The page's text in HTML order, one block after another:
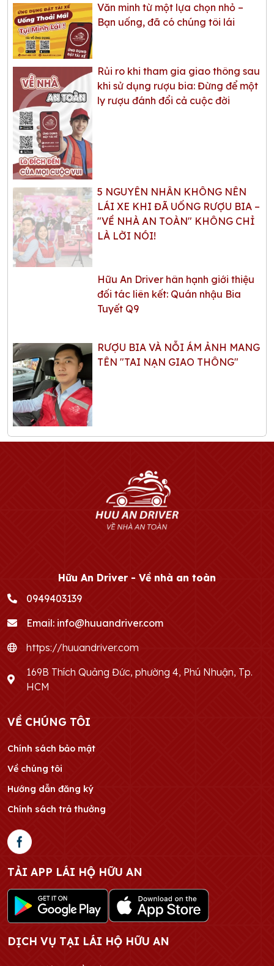
Văn minh từ một lựa chọn nhỏ –
Bạn uống, đã có chúng tôi lái
Rủi ro khi tham gia giao thông sau
khi sử dụng rượu bia: Đừng để một
ly rượu đánh đổi cả cuộc đời
5 NGUYÊN NHÂN KHÔNG NÊN
LÁI XE KHI ĐÃ UỐNG RƯỢU BIA –
"VỀ NHÀ AN TOÀN" KHÔNG CHỈ
LÀ LỜI NÓI!
Hữu An Driver hân hạnh giới thiệu
đối tác liên kết: Quán nhậu Bia
Tuyết Q9
RƯỢU BIA VÀ NỖI ÁM ẢNH MANG
TÊN "TAI NẠN GIAO THÔNG"
Hữu An Driver - Về nhà an toàn
0949403139
Email: info@huuandriver.com
https://huuandriver.com
169B Thích Quảng Đức, phường 4, Phú Nhuận, Tp.
HCM
VỀ CHÚNG TÔI
Chính sách bảo mật
Về chúng tôi
Hướng dẫn đăng ký
Chính sách trả thưởng
TẢI APP LÁI HỘ HỮU AN
DỊCH VỤ TẠI LÁI HỘ HỮU AN